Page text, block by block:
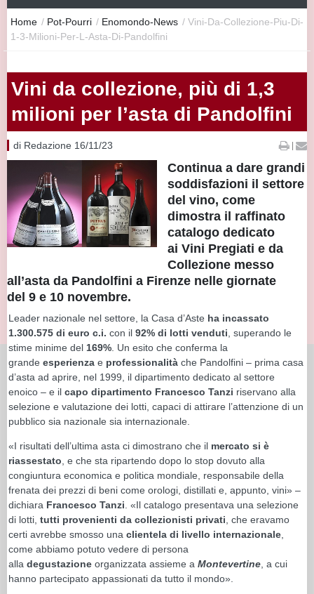
Home / Pot-Pourri / Enomondo-News / Vini-Da-Collezione-Piu-Di-
1-3-Milioni-Per-L-Asta-Di-Pandolfini
Vini da collezione, più di 1,3
milioni per l’asta di Pandolfini
di Redazione 16/11/23 |
Continua a dare grandi
soddisfazioni il settore
del vino, come
dimostra il raffinato
catalogo dedicato
ai Vini Pregiati e da
Collezione messo
all’asta da Pandolfini a Firenze nelle giornate
del 9 e 10 novembre.
Leader nazionale nel settore, la Casa d’Aste ha incassato
1.300.575 di euro c.i. con il 92% di lotti venduti , superando le
stime minime del 169% . Un esito che conferma la
grande esperienza e professionalità che Pandolfini – prima casa
d’asta ad aprire, nel 1999, il dipartimento dedicato al settore
enoico – e il capo dipartimento Francesco Tanzi riservano alla
selezione e valutazione dei lotti, capaci di attirare l’attenzione di un
pubblico sia nazionale sia internazionale.
«I risultati dell’ultima asta ci dimostrano che il mercato si è
riassestato , e che sta ripartendo dopo lo stop dovuto alla
congiuntura economica e politica mondiale, responsabile della
frenata dei prezzi di beni come orologi, distillati e, appunto, vini» –
dichiara Francesco Tanzi . «Il catalogo presentava una selezione
di lotti, tutti provenienti da collezionisti privati , che eravamo
certi avrebbe smosso una clientela di livello internazionale
come abbiamo potuto vedere di persona
alla degustazione organizzata assieme a Montevertine , a cui
hanno partecipato appassionati da tutto il mondo».